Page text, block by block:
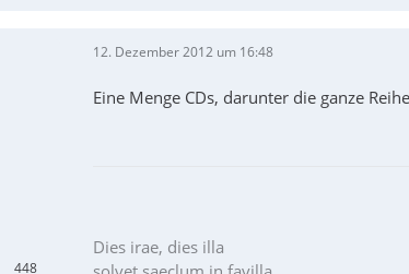
448
12. Dezember 2012 um 16:48
Eine Menge CDs, darunter die ganze
Dies irae, dies illa